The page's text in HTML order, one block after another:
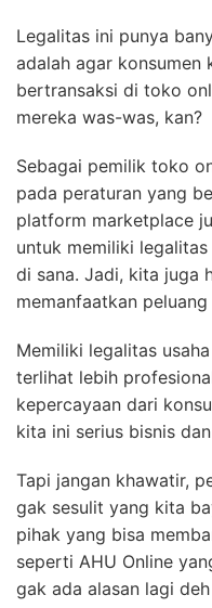
Legalitas ini punya
adalah agar konsumen
bertransaksi di toko
mereka was-was, kan?
Sebagai pemilik toko
pada peraturan yang
platform marketplace
untuk memiliki
di sana. Jadi, kita juga
memanfaatkan
Memiliki legalitas
terlihat lebih
kepercayaan dari
kita ini serius bisnis
Tapi jangan khawatir,
gak sesulit yang kita
pihak yang bisa
seperti AHU Online
gak ada alasan lagi